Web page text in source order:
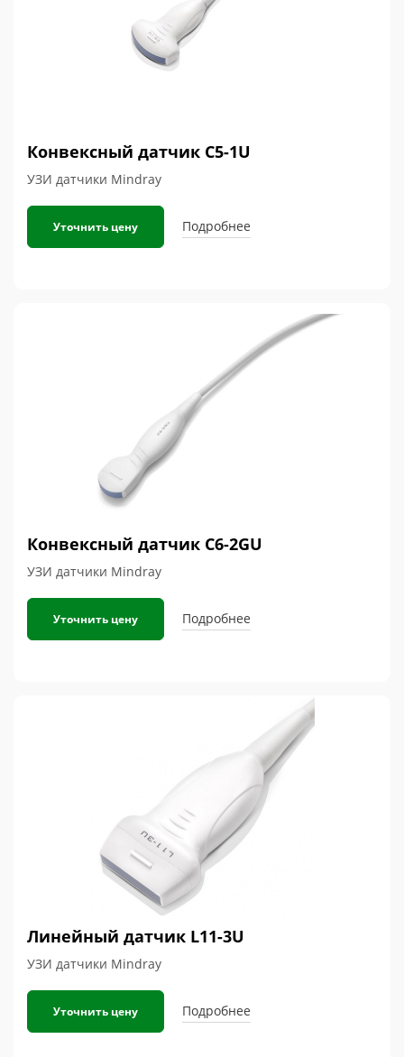
Конвексный датчик C5-1U
УЗИ датчики Mindray
Уточнить цену Подробнее
Конвексный датчик C6-2GU
УЗИ датчики Mindray
Уточнить цену Подробнее
Линейный датчик L11-3U
УЗИ датчики Mindray
Уточнить цену Подробнее